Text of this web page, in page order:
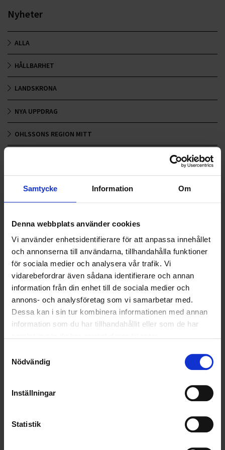
Samtycke Information Om
Denna webbplats använder cookies
Vi använder enhetsidentifierare för att anpassa innehållet
och annonserna till användarna, tillhandahålla funktioner
för sociala medier och analysera vår trafik. Vi
vidarebefordrar även sådana identifierare och annan
information från din enhet till de sociala medier och
annons- och analysföretag som vi samarbetar med.
Dessa kan i sin tur kombinera informationen med annan
information som du har tillhandahållit eller som de har
Nödvändig
Inställningar
Statistik
Nyheter
ALLA
HÅLLBARHET
LANDSKRONA
NYA UPPDRAG
OHLSSONS REGION MITT
OHLSSONSKOLLEGOR
RENHÅLLNING
SAMARBETEN
VELLINGE